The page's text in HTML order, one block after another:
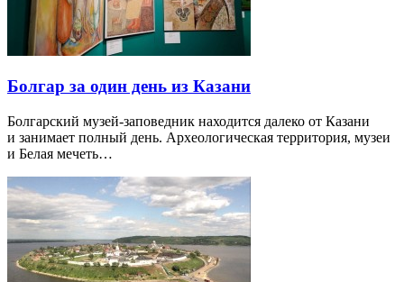
Болгар за один день из Казани
Болгарский музей-заповедник находится далеко от Казани
и занимает полный день. Археологическая территория, музеи
и Белая мечеть…